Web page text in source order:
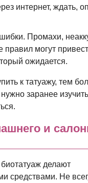
интернет, ждать,
Промахи,
правил могут
ожидается.
к татуажу, тем
заранее
и
делают
средствами. Не